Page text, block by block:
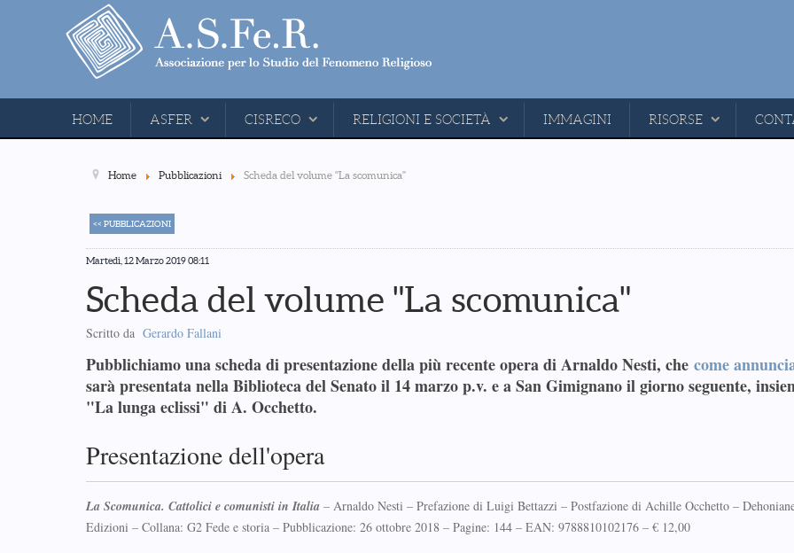
HOME ASFER CISRECO RELIGIONI E SOCIETÀ IMMAGINI RISORSE
Home Pubblicazioni Scheda del volume "La scomunica"
<< PUBBLICAZIONI
Martedì, 12 Marzo 2019 08:11
Scheda del volume "La scomunica"
Scritto da Gerardo Fallani
Pubblichiamo una scheda di presentazione della più recente opera di Arnaldo Nesti, che come
sarà presentata nella Biblioteca del Senato il 14 marzo p.v. e a San Gimignano il giorno seguente,
"La lunga eclissi" di A. Occhetto.
Presentazione dell'opera
La Scomunica. Cattolici e comunisti in Italia – Arnaldo Nesti – Prefazione di Luigi Bettazzi – Postfazione di Achille Occhetto –
Edizioni – Collana: G2 Fede e storia – Pubblicazione: 26 ottobre 2018 – Pagine: 144 – EAN: 9788810102176 – € 12,00